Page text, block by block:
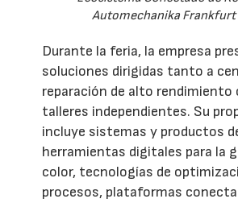
Automechanika Frankfurt
Durante la feria, la empresa
soluciones dirigidas tanto a
reparación de alto rendimiento
talleres independientes. Su
incluye sistemas y productos
herramientas digitales para la
color, tecnologías de
procesos, plataformas